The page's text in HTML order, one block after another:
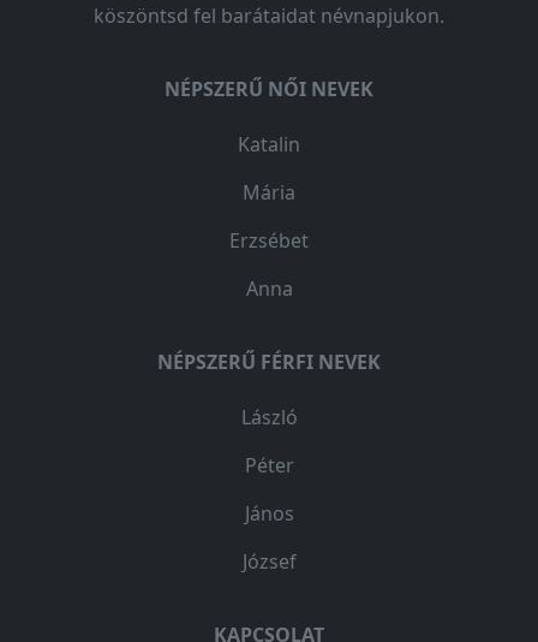
köszöntsd fel barátaidat névnapjukon.
NÉPSZERŰ NŐI NEVEK
Katalin
Mária
Erzsébet
Anna
NÉPSZERŰ FÉRFI NEVEK
László
Péter
János
József
KAPCSOLAT